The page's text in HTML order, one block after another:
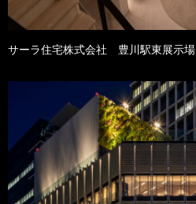
サーラ住宅株式会社 豊川駅東展示場